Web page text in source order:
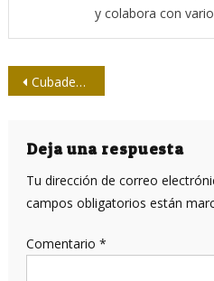
y colabora con
Navegación
entradas
Cubadebate hacia sus 15
Deja una respuesta
Tu dirección de correo
campos obligatorios están
Comentario *